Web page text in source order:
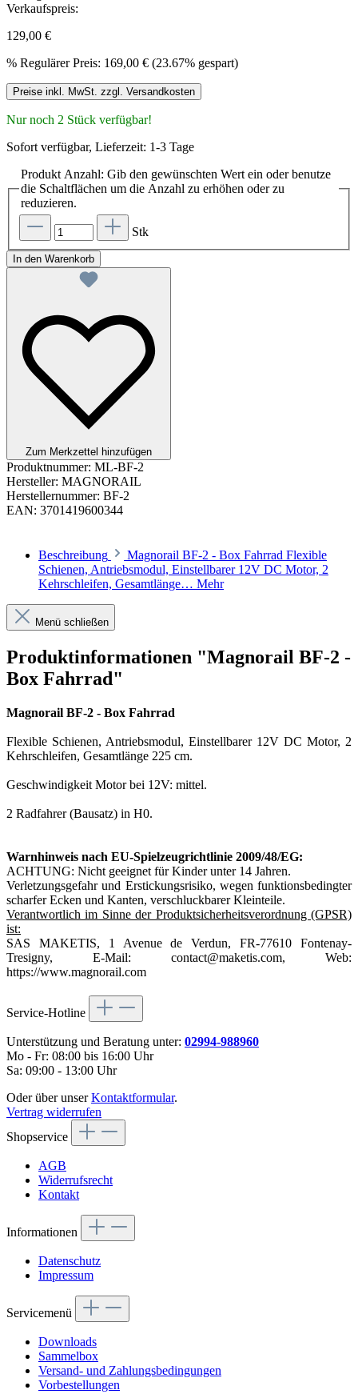
Verkaufspreis:
129,00 €
% Regulärer Preis: 169,00 € (23.67% gespart)
Preise inkl. MwSt. zzgl. Versandkosten
Nur noch 2 Stück verfügbar!
Sofort verfügbar, Lieferzeit: 1-3 Tage
Produkt Anzahl: Gib den gewünschten Wert ein oder benutze
die Schaltflächen um die Anzahl zu erhöhen oder zu
reduzieren.
Stk
In den Warenkorb
Zum Merkzettel hinzufügen
Produktnummer: ML-BF-2
Hersteller: MAGNORAIL
Herstellernummer: BF-2
EAN: 3701419600344
Beschreibung
Magnorail BF-2 - Box Fahrrad Flexible
Schienen, Antriebsmodul, Einstellbarer 12V DC Motor, 2
Kehrschleifen, Gesamtlänge… Mehr
Menü schließen
Produktinformationen "Magnorail BF-2 -
Box Fahrrad"
Magnorail BF-2 - Box Fahrrad
Flexible Schienen, Antriebsmodul, Einstellbarer 12V DC Motor, 2
Kehrschleifen, Gesamtlänge 225 cm.
Geschwindigkeit Motor bei 12V: mittel.
2 Radfahrer (Bausatz) in H0.
Warnhinweis nach EU-Spielzeugrichtlinie 2009/48/EG:
ACHTUNG: Nicht geeignet für Kinder unter 14 Jahren.
Verletzungsgefahr und Erstickungsrisiko, wegen funktionsbedingter
scharfer Ecken und Kanten, verschluckbarer Kleinteile.
Verantwortlich im Sinne der Produktsicherheitsverordnung (GPSR)
ist:
SAS MAKETIS, 1 Avenue de Verdun, FR-77610 Fontenay-
Tresigny, E-Mail: contact@maketis.com, Web:
https://www.magnorail.com
Service-Hotline
Unterstützung und Beratung unter: 02994-988960
Mo - Fr: 08:00 bis 16:00 Uhr
Sa: 09:00 - 13:00 Uhr
Oder über unserKontaktformular.
Vertrag widerrufen
Shopservice
AGB
Widerrufsrecht
Kontakt
Informationen
Datenschutz
Impressum
Servicemenü
Downloads
Sammelbox
Versand- und Zahlungsbedingungen
Vorbestellungen